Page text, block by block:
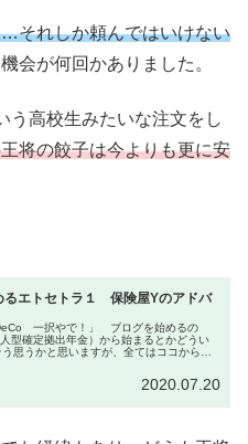
それしか頼んではいけない
会が何回かありました。
う高校生みたいな注文をし
将の餃子は今よりも更に安
るエトセトラ１ 保険屋Yのアドバ
一択やで！」 ブログを始めるの
型確定拠出年金）から始まるとかどうい
う思うかと思いますが、全てはココから始
2020.07.20